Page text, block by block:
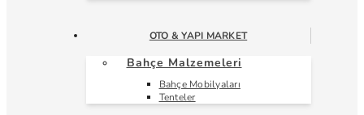
OTO & YAPI MARKET
Bahçe Malzemeleri
Bahçe Mobilyaları
Tenteler